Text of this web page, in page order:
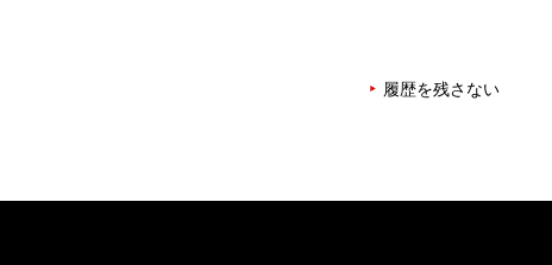
履歴を残さない